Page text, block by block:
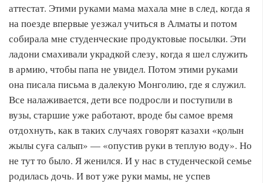
аттестат. Этими руками мама махала мне в след, когда я
на поезде впервые уезжал учиться в Алматы и потом
собирала мне студенческие продуктовые посылки. Эти
ладони смахивали украдкой слезу, когда я шел служить
в армию, чтобы папа не увидел. Потом этими руками
она писала письма в далекую Монголию, где я служил.
Все налаживается, дети все подросли и поступили в
вузы, старшие уже работают, вроде бы самое время
отдохнуть, как в таких случаях говорят казахи «қолын
жылы суға салып» — «опустив руки в теплую воду». Но
не тут то было. Я женился. И у нас в студенческой семье
родилась дочь. И вот уже руки мамы, не успев